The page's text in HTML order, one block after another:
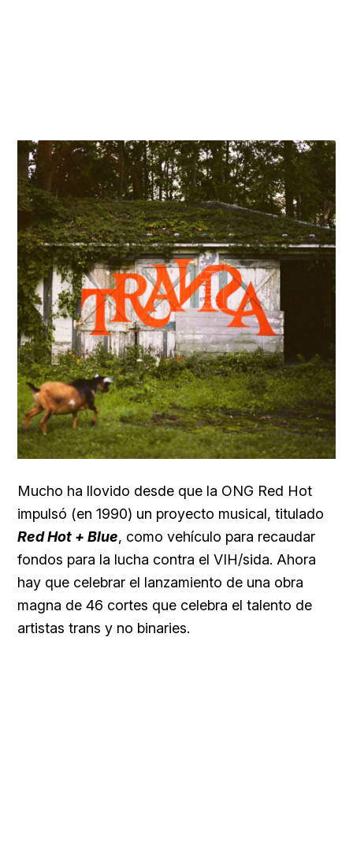
Mucho ha llovido desde que la ONG Red Hot
impulsó (en 1990) un proyecto musical, titulado
Red Hot + Blue, como vehículo para recaudar
fondos para la lucha contra el VIH/sida. Ahora
hay que celebrar el lanzamiento de una obra
magna de 46 cortes que celebra el talento de
artistas trans y no binaries.